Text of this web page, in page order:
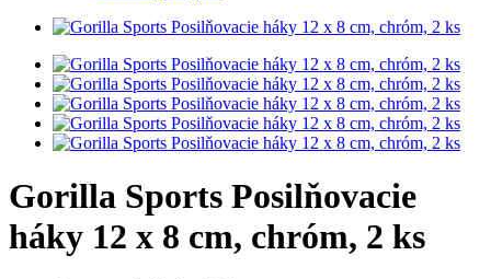
Gorilla Sports Posilňovacie
háky 12 x 8 cm, chróm, 2 ks